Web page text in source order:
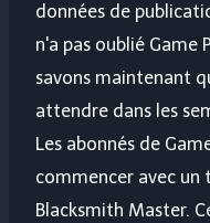
données de
n'a pas oublié Game
savons maintenant
attendre dans les
Les abonnés de
commencer avec un
Blacksmith Master.